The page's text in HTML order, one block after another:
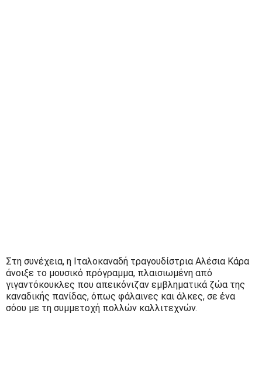
Στη συνέχεια, η Ιταλοκαναδή τραγουδίστρια Αλέσια Κάρα
άνοιξε το μουσικό πρόγραμμα, πλαισιωμένη από
γιγαντόκουκλες που απεικόνιζαν εμβληματικά ζώα της
καναδικής πανίδας, όπως φάλαινες και άλκες, σε ένα
σόου με τη συμμετοχή πολλών καλλιτεχνών.